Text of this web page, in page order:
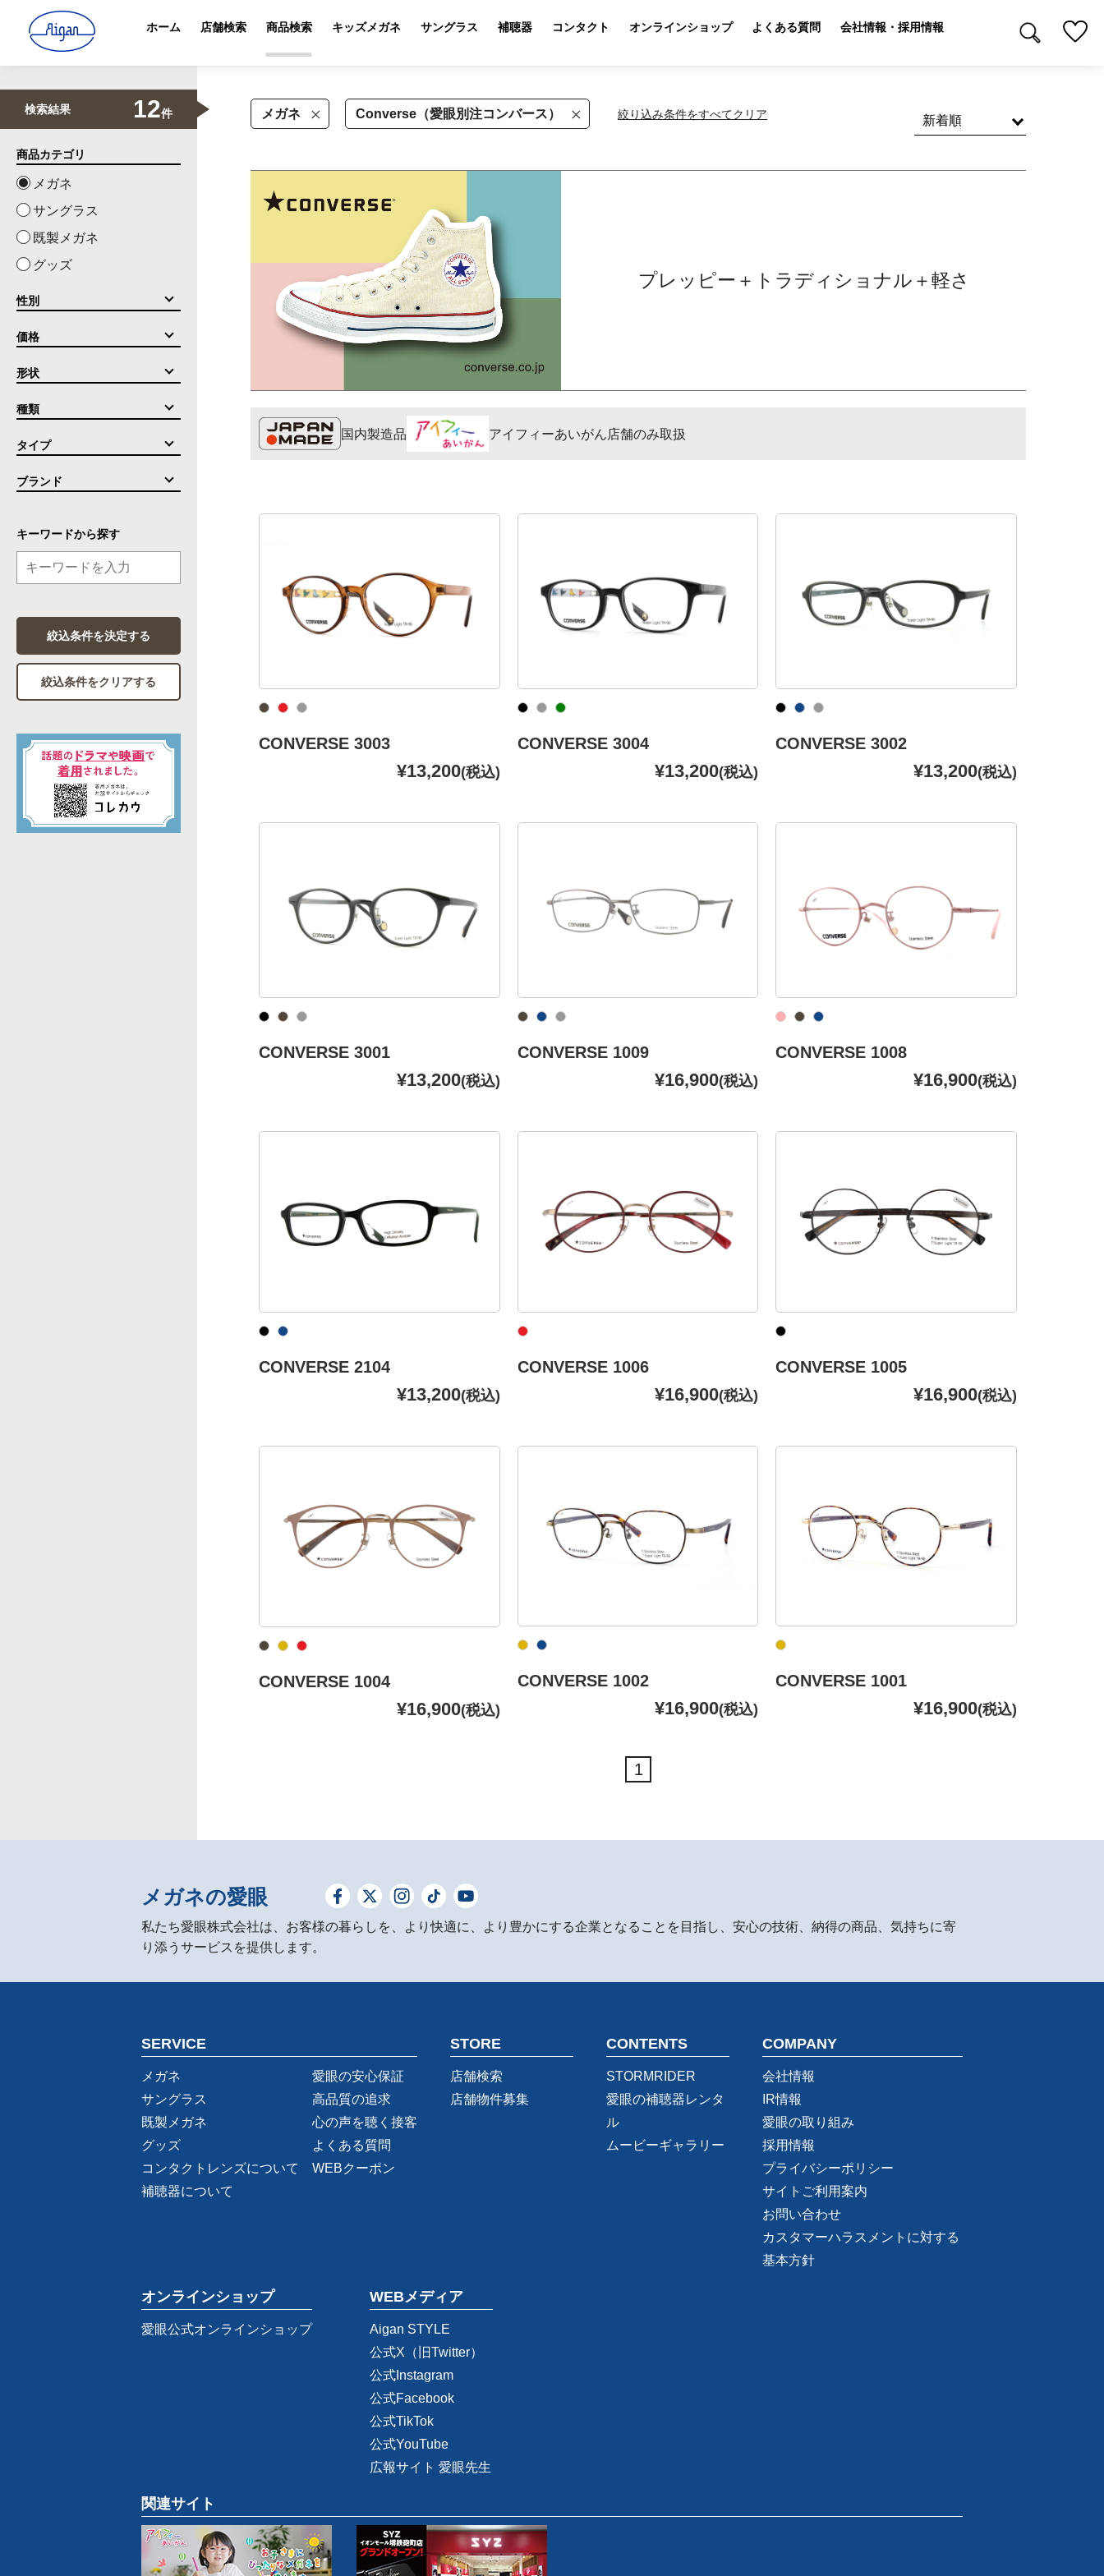
ホーム 店舗検索 商品検索 キッズメガネ サングラス 補聴器 コンタクト オンラインショップ よくある質問 会社情報・採用情報
メガネ Converse（愛眼別注コンバース） 絞り込み条件をすべてクリア
プレッピー＋トラディショナル＋軽さ
国内製造品 アイフィーあいがん店舗のみ取扱
CONVERSE 3003
¥13,200(税込)
CONVERSE 3004
¥13,200(税込)
CONVERSE 3002
¥13,200(税込)
CONVERSE 3001
¥13,200(税込)
CONVERSE 1009
¥16,900(税込)
CONVERSE 1008
¥16,900(税込)
CONVERSE 2104
¥13,200(税込)
CONVERSE 1006
¥16,900(税込)
CONVERSE 1005
¥16,900(税込)
CONVERSE 1004
¥16,900(税込)
CONVERSE 1002
¥16,900(税込)
CONVERSE 1001
¥16,900(税込)
1
検索結果 12件
商品カテゴリ
メガネ
サングラス
既製メガネ
グッズ
性別
価格
形状
種類
タイプ
ブランド
キーワードから探す
絞込条件を決定する
絞込条件をクリアする
メガネの愛眼
私たち愛眼株式会社は、お客様の暮らしを、より快適に、より豊かにする企業となることを目指し、安心の技術、納得の商品、気持ちに寄
り添うサービスを提供します。
SERVICE
メガネ
サングラス
既製メガネ
グッズ
コンタクトレンズについて
補聴器について
愛眼の安心保証
高品質の追求
心の声を聴く接客
よくある質問
WEBクーポン
STORE
店舗検索
店舗物件募集
CONTENTS
STORMRIDER
愛眼の補聴器レンタ
ル
ムービーギャラリー
COMPANY
会社情報
IR情報
愛眼の取り組み
採用情報
プライバシーポリシー
サイトご利用案内
お問い合わせ
カスタマーハラスメントに対する
基本方針
オンラインショップ
愛眼公式オンラインショップ
WEBメディア
Aigan STYLE
公式X（旧Twitter）
公式Instagram
公式Facebook
公式TikTok
公式YouTube
広報サイト 愛眼先生
関連サイト